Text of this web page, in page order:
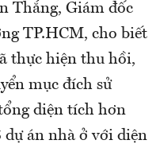
Thắng, Giám đốc
TP.HCM, cho biết
thực hiện thu hồi,
mục đích sử
diện tích hơn
dự án nhà ở với diện